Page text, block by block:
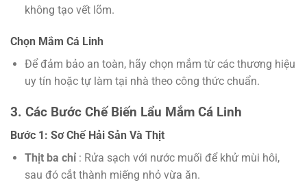
không tạo vết lõm.
Chọn Mắm Cá Linh
Để đảm bảo an toàn, hãy chọn mắm từ các thương hiệu
uy tín hoặc tự làm tại nhà theo công thức chuẩn.
3. Các Bước Chế Biến Lẩu Mắm Cá Linh
Bước 1: Sơ Chế Hải Sản Và Thịt
Thịt ba chỉ : Rửa sạch với nước muối để khử mùi hôi,
sau đó cắt thành miếng nhỏ vừa ăn.